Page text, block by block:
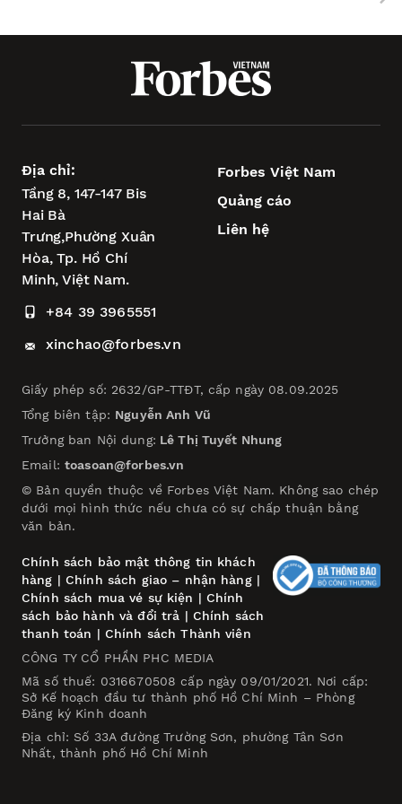
Địa chỉ:
Tầng 8, 147-147 Bis
Hai Bà
Trưng,Phường Xuân
Hòa,Tp. Hồ Chí
Minh, Việt Nam.
+84 39 3965551
xinchao@forbes.vn
Forbes Việt Nam
Quảng cáo
Liên hệ
Giấy phép số: 2632/GP-TTĐT, cấp ngày 08.09.2025
Tổng biên tập: Nguyễn Anh Vũ
Trưởng ban Nội dung: Lê Thị Tuyết Nhung
Email: toasoan@forbes.vn
© Bản quyền thuộc về Forbes Việt Nam. Không sao chép
dưới mọi hình thức nếu chưa có sự chấp thuận bằng
văn bản.
Chính sách bảo mật thông tin khách
hàng | Chính sách giao – nhận hàng|
Chính sách mua vé sự kiện | Chính
sách bảo hành và đổi trả | Chính sách
thanh toán | Chính sách Thành viên
CÔNG TY CỔ PHẦN PHC MEDIA
Mã số thuế: 0316670508 cấp ngày 09/01/2021. Nơi cấp:
Sở Kế hoạch đầu tư thành phố Hồ Chí Minh – Phòng
Đăng ký Kinh doanh
Địa chỉ: Số 33A đường Trường Sơn, phường Tân Sơn
Nhất, thành phố Hồ Chí Minh